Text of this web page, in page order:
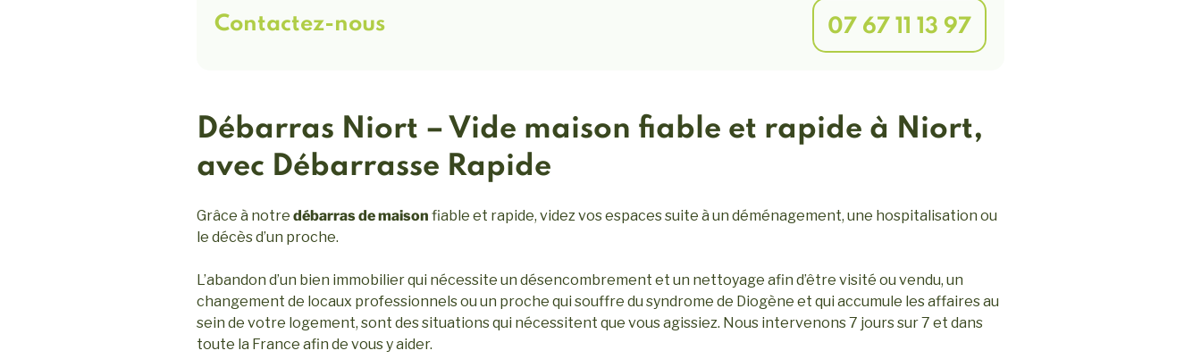
Contactez-nous 07 67 11 13 97
Débarras Niort – Vide maison fiable et rapide à Niort,
avec Débarrasse Rapide
Grâce à notre débarras de maison fiable et rapide, videz vos espaces suite à un déménagement, une hospitalisation ou
le décès d’un proche.
L’abandon d’un bien immobilier qui nécessite un désencombrement et un nettoyage afin d’être visité ou vendu, un
changement de locaux professionnels ou un proche qui souffre du syndrome de Diogène et qui accumule les affaires au
sein de votre logement, sont des situations qui nécessitent que vous agissiez. Nous intervenons 7 jours sur 7 et dans
toute la France afin de vous y aider.